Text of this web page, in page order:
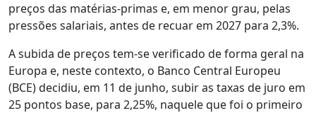
preços das matérias-primas e, em menor grau, pelas
pressões salariais, antes de recuar em 2027 para 2,3%.
A subida de preços tem-se verificado de forma geral na
Europa e, neste contexto, o Banco Central Europeu
(BCE) decidiu, em 11 de junho, subir as taxas de juro em
25 pontos base, para 2,25%, naquele que foi o primeiro